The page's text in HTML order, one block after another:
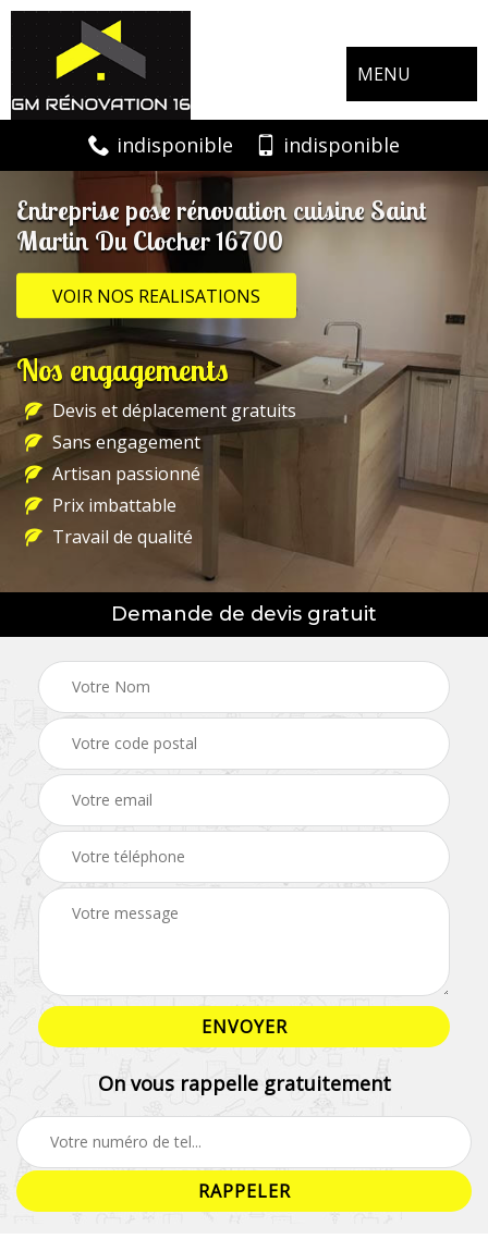
MENU
indisponible indisponible
Entreprise pose rénovation cuisine Saint
Martin Du Clocher 16700
VOIR NOS REALISATIONS
Nos engagements
Devis et déplacement gratuits
Sans engagement
Artisan passionné
Prix imbattable
Travail de qualité
Demande de devis gratuit
On vous rappelle gratuitement